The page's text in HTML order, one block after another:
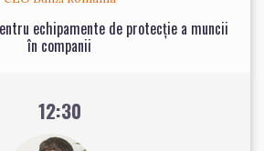
echipamente de protecție a muncii
în companii
12:30